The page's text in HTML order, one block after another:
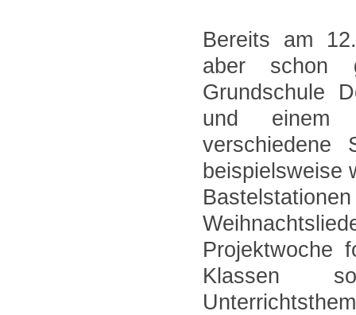
Bereits am
aber schon
Grundschule
und einem
verschiedene
beispielsweise
Projektwoche
Klassen